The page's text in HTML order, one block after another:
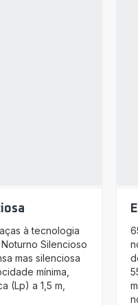
à tecnologia
Silencioso
mas silenciosa
mínima,
(Lp) a 1,5 m,